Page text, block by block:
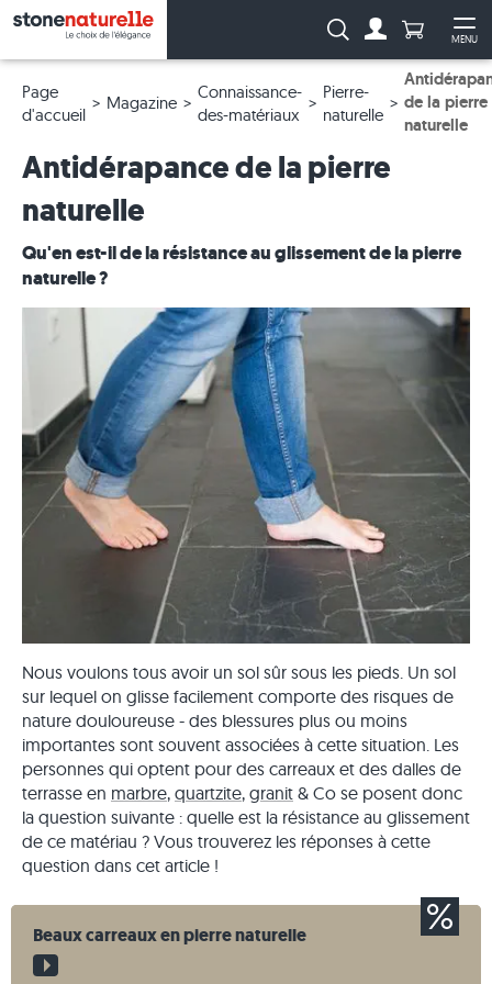
MENU
Recherche :Anzahl
Page
d'accueil
Magazine
Connaissance-
des-matériaux
Pierre-
naturelle
de la pierre
naturelle
Antidérapance de la pierre
naturelle
Qu'en est-il de la résistance au glissement de la pierre
naturelle ?
Nous voulons tous avoir un sol sûr sous les pieds. Un sol
sur lequel on glisse facilement comporte des risques de
nature douloureuse - des blessures plus ou moins
importantes sont souvent associées à cette situation. Les
personnes qui optent pour des carreaux et des dalles de
terrasse en marbre, quartzite, granit & Co se posent donc
la question suivante : quelle est la résistance au glissement
de ce matériau ? Vous trouverez les réponses à cette
question dans cet article !
Beaux carreaux en pierre naturelle